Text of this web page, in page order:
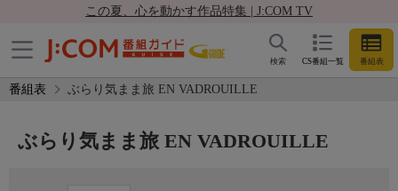
この夏、心を動かす作品特集 | J:COM TV
CS番組一覧 番組表
検索
番組表 ぶらり気まま旅 EN VADROUILLE
ぶらり気まま旅 EN VADROUILLE